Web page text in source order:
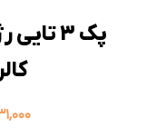
پک 3